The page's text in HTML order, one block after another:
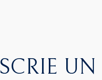
SCRIE UN